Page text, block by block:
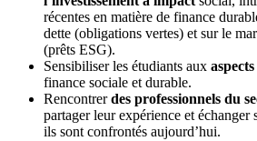
récentes en matière de finance
dette (obligations vertes) et sur le
(prêts ESG).
Sensibiliser les étudiants aux aspects
finance sociale et durable.
Rencontrerdes professionnels du
partager leur expérience et échanger
ils sont confrontés aujourd’hui.